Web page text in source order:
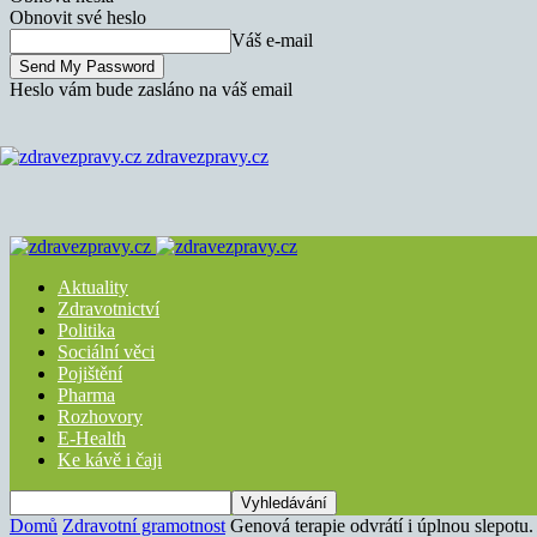
Obnovit své heslo
Váš e-mail
Heslo vám bude zasláno na váš email
zdravezpravy.cz
Aktuality
Zdravotnictví
Politika
Sociální věci
Pojištění
Pharma
Rozhovory
E-Health
Ke kávě i čaji
Domů Zdravotní gramotnost Genová terapie odvrátí i úplnou